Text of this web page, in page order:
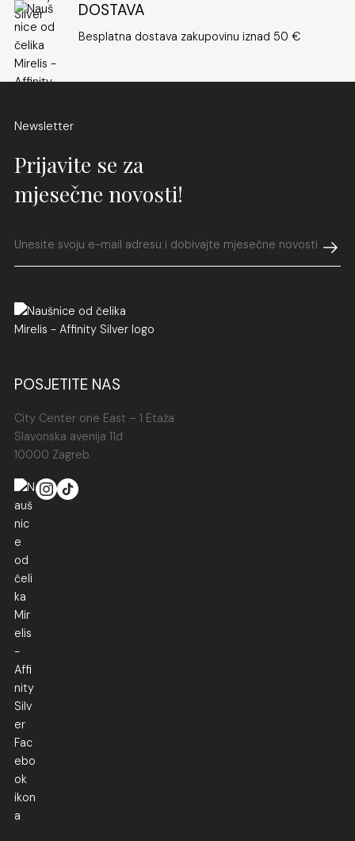
i pronađite savršen modni dodatak za sebe.
DOSTAVA
Besplatna dostava zakupovinu iznad 50 €
Newsletter
Prijavite se za
mjesečne novosti!
POSJETITE NAS
City Center one East – 1 Etaža
Slavonska avenija 11d
10000 Zagreb